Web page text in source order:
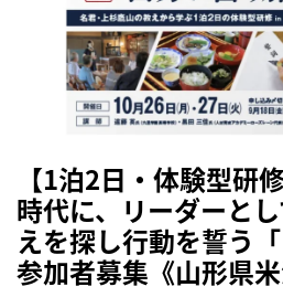
【1泊2日・体験型研
時代に、リーダーと
えを探し行動を誓う
参加者募集《山形県